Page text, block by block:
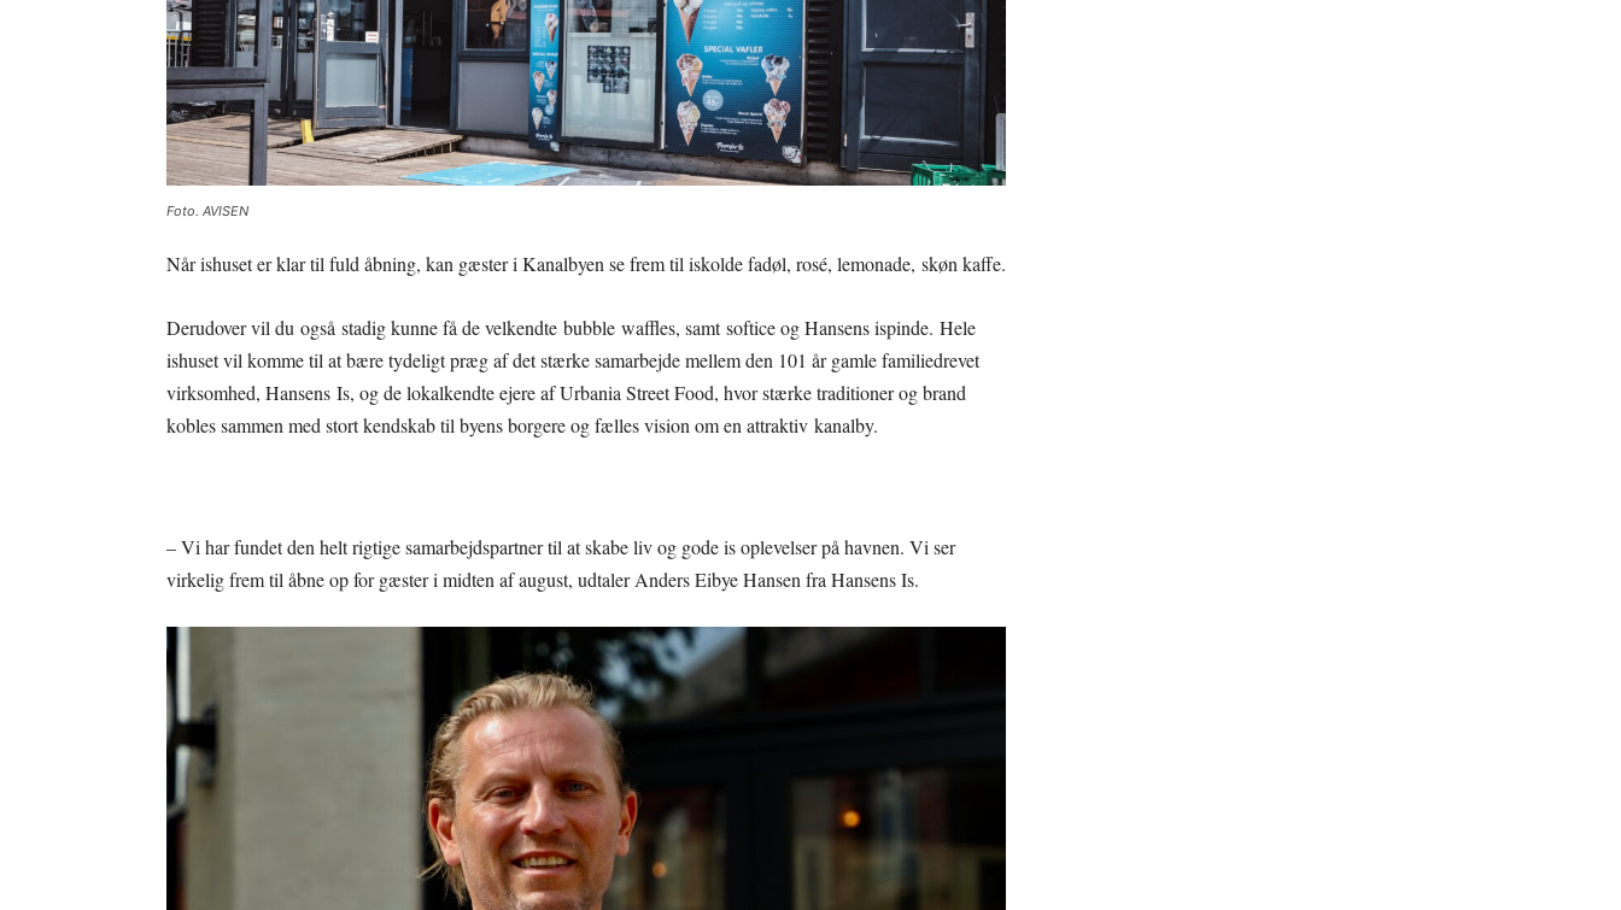
Foto. AVISEN
Når ishuset er klar til fuld åbning, kan gæster i Kanalbyen se frem til iskolde fadøl, rosé, lemonade, skøn kaffe.
Derudover vil du også stadig kunne få de velkendte bubble waffles, samt softice og Hansens ispinde. Hele
ishuset vil komme til at bære tydeligt præg af det stærke samarbejde mellem den 101 år gamle familiedrevet
virksomhed, Hansens Is, og de lokalkendte ejere af Urbania Street Food, hvor stærke traditioner og brand
kobles sammen med stort kendskab til byens borgere og fælles vision om en attraktiv kanalby.
– Vi har fundet den helt rigtige samarbejdspartner til at skabe liv og gode is oplevelser på havnen. Vi ser
virkelig frem til åbne op for gæster i midten af august, udtaler Anders Eibye Hansen fra Hansens Is.